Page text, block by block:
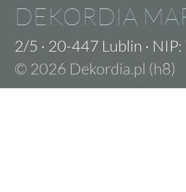
DEKORDIA
2/5 · 20-447 Lublin ·
© 2026 Dekordia.pl (h8)